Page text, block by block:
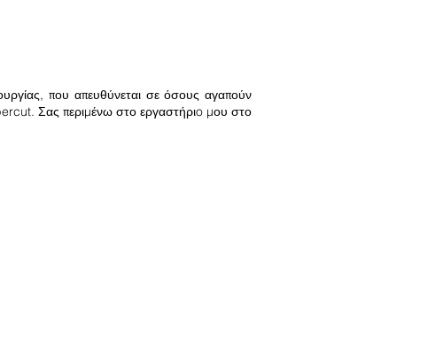
που απευθύνεται σε όσους αγαπούν
Σας περιμένω στο εργαστήριo μου στο